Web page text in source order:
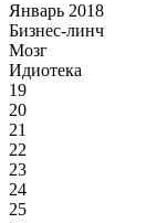
Январь 2018
Бизнес-линч
Мозг
Идиотека
19
20
21
22
23
24
25